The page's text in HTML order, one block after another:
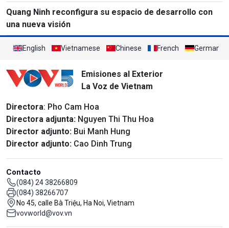
Quang Ninh reconfigura su espacio de desarrollo con
una nueva visión
English Vietnamese Chinese French German
Emisiones al Exterior
La Voz de Vietnam
Directora: Pho Cam Hoa
Directora adjunta: Nguyen Thi Thu Hoa
Director adjunto: Bui Manh Hung
Director adjunto: Cao Dinh Trung
Contacto
(084) 24 38266809
(084) 38266707
No 45, calle Bà Triệu, Ha Noi, Vietnam
vovworld@vov.vn